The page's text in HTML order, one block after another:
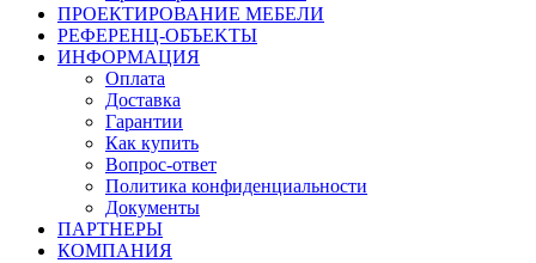
ПРОЕКТИРОВАНИЕ МЕБЕЛИ
РЕФЕРЕНЦ-ОБЪЕKТЫ
ИНФОРМАЦИЯ
Оплата
Доставка
Гарантии
Как купить
Вопрос-ответ
Политика конфиденциальности
Документы
ПАРТНЕРЫ
КОМПАНИЯ